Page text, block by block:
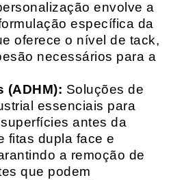
envolve a
específica da
oferece o nível de tack,
necessários para a
(ADHM): Soluções de
essenciais para
antes da
fitas dupla face e
a remoção de
que podem